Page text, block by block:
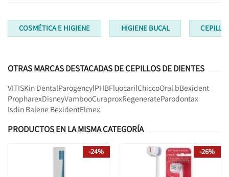
COSMÉTICA E HIGIENE HIGIENE BUCAL
OTRAS MARCAS DESTACADAS DE CEPILLOS DE DIENTES
VITISKin DentalParogencylPHBFluocarilChiccoOral bBexident
PropharexDisneyVambooCuraproxRegenerateParodontax
Isdin Balene BexidentElmex
PRODUCTOS EN LA MISMA CATEGORÍA
-24% -26%